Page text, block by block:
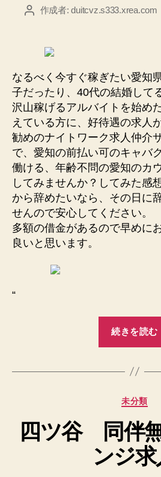
投 作成者:duitcvz.s333.xrea.com
なるべく今すぐ稼ぎたい愛知
子だったり、40代の結婚して
沢山稼げるアルバイトを始め
えている方に、好待遇の求人
勧めのナイトワーク求人仲介
で、愛知の前払い可のキャバ
働ける、年齢不問の愛知のカ
してみませんか？してみた感
から辞めたいなら、その日に
せんので安心してください。
多額の借金があるので早めに
良いと思います。
“
続きを読む
カ
ゴ
リ
ー
未分類
四ツ谷 同伴
ンジ求